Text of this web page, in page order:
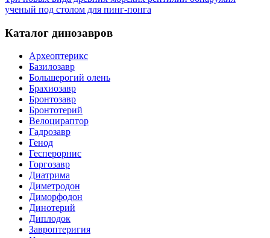
ученый под столом для пинг-понга
Каталог динозавров
Археоптерикс
Базилозавр
Большерогий олень
Брахиозавр
Бронтозавр
Бронтотерий
Велоцираптор
Гадрозавр
Генод
Гесперорнис
Горгозавр
Диатрима
Диметродон
Диморфодон
Динотерий
Диплодок
Завроптеригия